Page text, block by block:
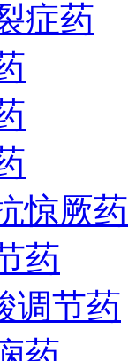
症药
惊厥药
药
调节药